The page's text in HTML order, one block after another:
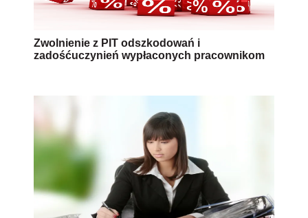
Zwolnienie z PIT odszkodowań i
zadośćuczynień wypłaconych pracownikom